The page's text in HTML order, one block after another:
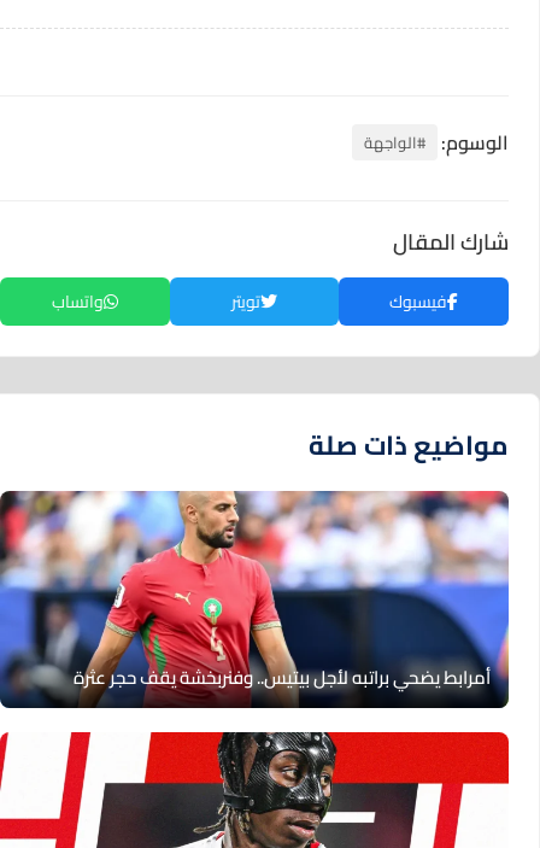
الوسوم: #الواجهة
شارك المقال
فيسبوك تويتر واتساب
مواضيع ذات صلة
أمرابط يضحي براتبه لأجل بيتيس.. وفنربخشة يقف حجر عثرة